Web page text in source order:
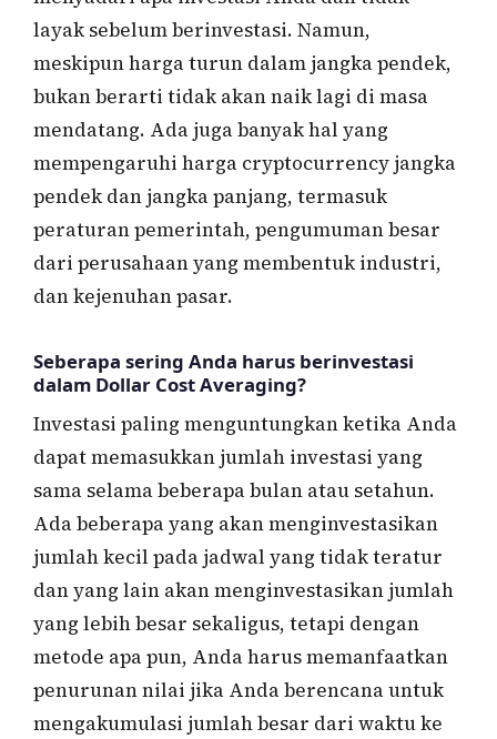
layak sebelum berinvestasi. Namun,
meskipun harga turun dalam jangka pendek,
bukan berarti tidak akan naik lagi di masa
mendatang. Ada juga banyak hal yang
mempengaruhi harga cryptocurrency jangka
pendek dan jangka panjang, termasuk
peraturan pemerintah, pengumuman besar
dari perusahaan yang membentuk industri,
dan kejenuhan pasar.
Seberapa sering Anda harus berinvestasi
dalam Dollar Cost Averaging?
Investasi paling menguntungkan ketika Anda
dapat memasukkan jumlah investasi yang
sama selama beberapa bulan atau setahun.
Ada beberapa yang akan menginvestasikan
jumlah kecil pada jadwal yang tidak teratur
dan yang lain akan menginvestasikan jumlah
yang lebih besar sekaligus, tetapi dengan
metode apa pun, Anda harus memanfaatkan
penurunan nilai jika Anda berencana untuk
mengakumulasi jumlah besar dari waktu ke